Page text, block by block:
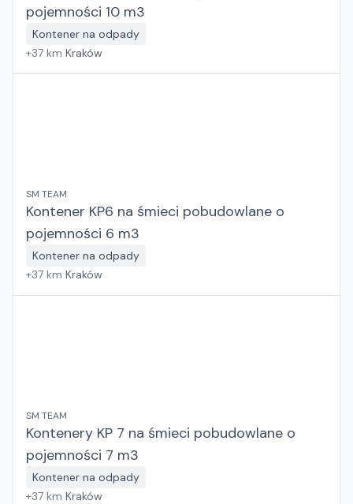
pojemności 10 m3
Kontener na odpady
+37 km Kraków
SM TEAM
Kontener KP6 na śmieci pobudowlane o
pojemności 6 m3
Kontener na odpady
+37 km Kraków
SM TEAM
Kontenery KP 7 na śmieci pobudowlane o
pojemności 7 m3
Kontener na odpady
+37 km Kraków